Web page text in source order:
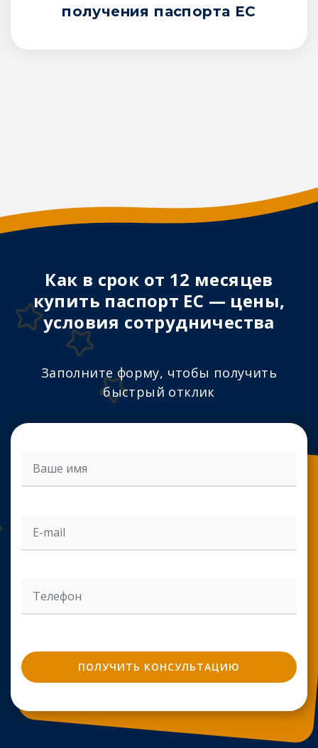
получения паспорта ЕС
Как в срок от 12 месяцев
купить паспорт ЕС — цены,
условия сотрудничества
Заполните форму, чтобы получить
быстрый отклик